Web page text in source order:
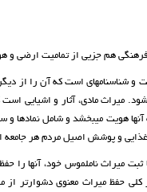
هم جزیی از تمامیت ارضی و
و شناسنامه­ای است که آن را از
میراث مادی، آثار و اشیایی
هویت می­بخشد و شامل نمادها و
و پوشش اصیل مردم هر جامعه
ثبت میراث ناملموس خود، آن­ها را
کلی حفظ میراث معنوی دشوارتر